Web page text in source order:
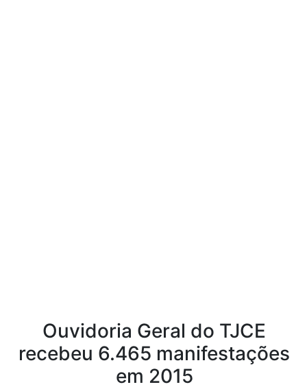
Ouvidoria Geral do TJCE
recebeu 6.465 manifestações
em 2015